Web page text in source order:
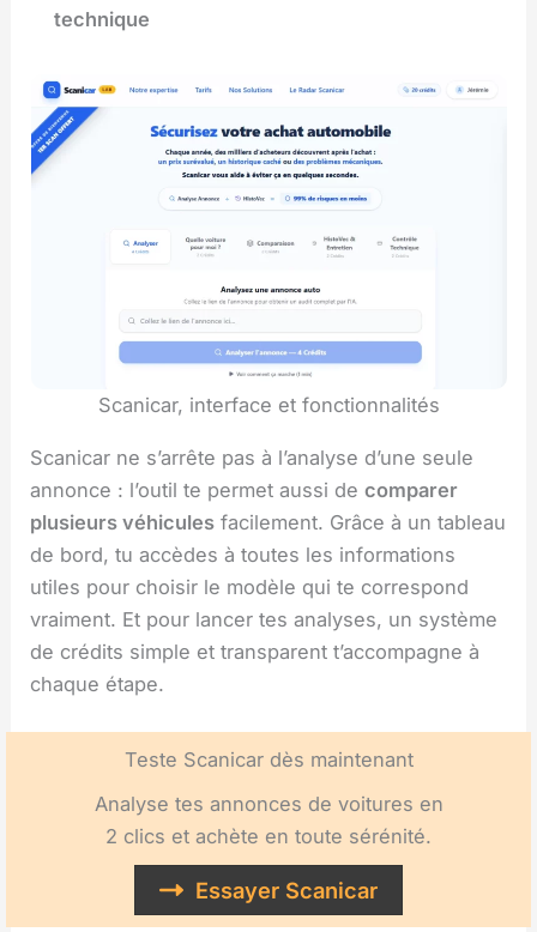
technique
Scanicar, interface et fonctionnalités
Scanicar ne s’arrête pas à l’analyse d’une seule
annonce : l’outil te permet aussi decomparer
plusieurs véhicules facilement. Grâce à un tableau
de bord, tu accèdes à toutes les informations
utiles pour choisir le modèle qui te correspond
vraiment. Et pour lancer tes analyses, un système
de crédits simple et transparent t’accompagne à
chaque étape.
Teste Scanicar dès maintenant
Analyse tes annonces de voitures en
2 clics et achète en toute sérénité.
Essayer Scanicar